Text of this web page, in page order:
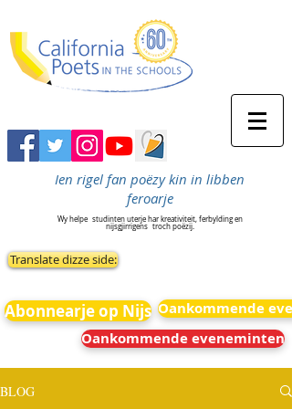
Ien rigel fan poëzy kin in libben
feroarje
Wy helpe studinten uterje har kreativiteit, ferbylding en
nijsgjirrigens troch poëzij.
Translate dizze side:
Abonnearje op Nijs Oankommende
Oankommende eveneminten
BLOG